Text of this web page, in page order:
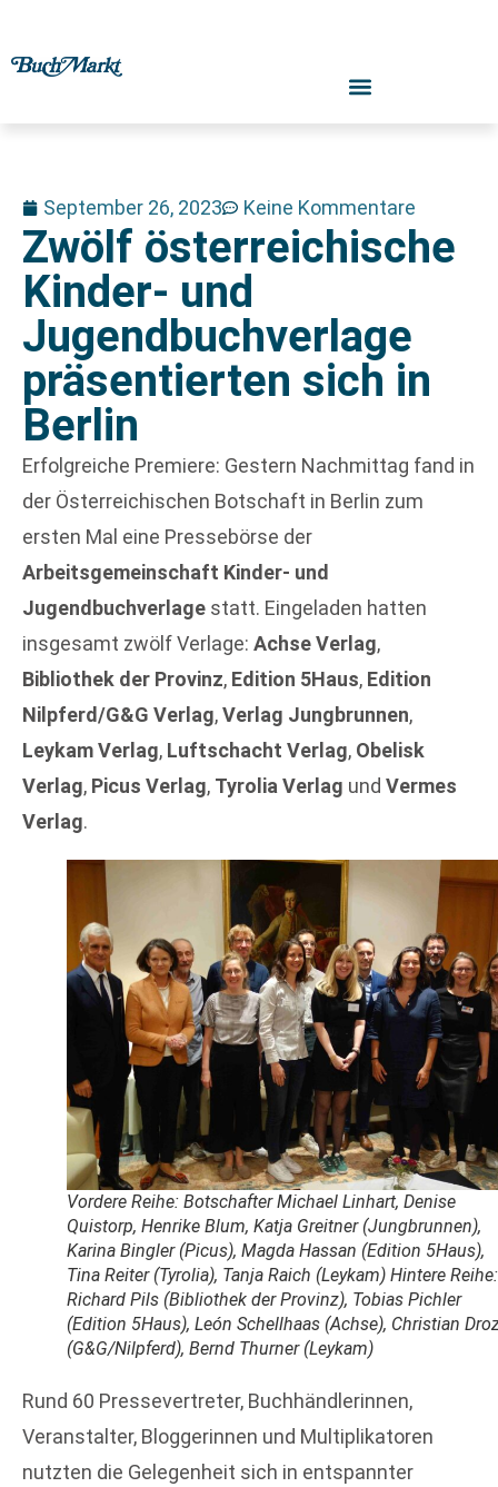
September 26, 2023 Keine Kommentare
Zwölf österreichische
Kinder- und
Jugendbuchverlage
präsentierten sich in
Berlin
Erfolgreiche Premiere: Gestern Nachmittag fand in
der Österreichischen Botschaft in Berlin zum
ersten Mal eine Pressebörse der
Arbeitsgemeinschaft Kinder- und
Jugendbuchverlage statt. Eingeladen hatten
insgesamt zwölf Verlage: Achse Verlag,
Bibliothek der Provinz, Edition 5Haus, Edition
Nilpferd/G&G Verlag,Verlag Jungbrunnen,
Leykam Verlag, Luftschacht Verlag, Obelisk
Verlag, Picus Verlag, Tyrolia Verlag und Vermes
Verlag.
Vordere Reihe: Botschafter Michael Linhart, Denise
Quistorp, Henrike Blum, Katja Greitner (Jungbrunnen),
Karina Bingler (Picus), Magda Hassan (Edition 5Haus),
Tina Reiter (Tyrolia), Tanja Raich (Leykam) Hintere Reihe:
Richard Pils (Bibliothek der Provinz), Tobias Pichler
(Edition 5Haus), León Schellhaas (Achse), Christian
(G&G/Nilpferd), Bernd Thurner (Leykam)
Rund 60 Pressevertreter, Buchhändlerinnen,
Veranstalter, Bloggerinnen und Multiplikatoren
nutzten die Gelegenheit sich in entspannter